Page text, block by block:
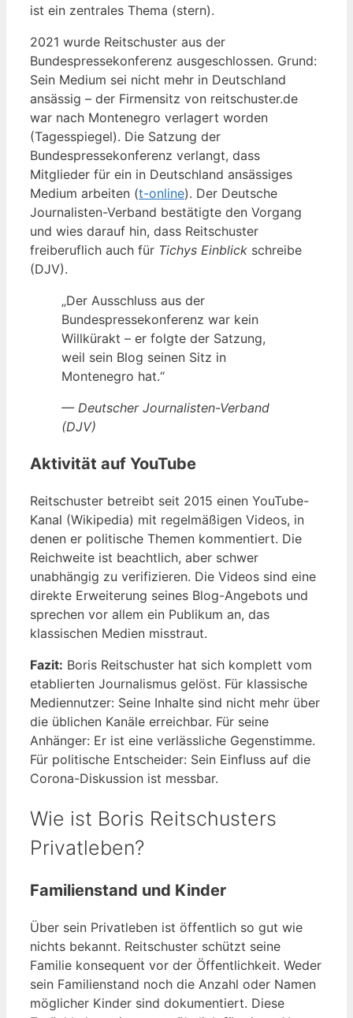
ist ein zentrales Thema (stern).
2021 wurde Reitschuster aus der
Bundespressekonferenz ausgeschlossen. Grund:
Sein Medium sei nicht mehr in Deutschland
ansässig – der Firmensitz von reitschuster.de
war nach Montenegro verlagert worden
(Tagesspiegel). Die Satzung der
Bundespressekonferenz verlangt, dass
Mitglieder für ein in Deutschland ansässiges
Medium arbeiten (t-online). Der Deutsche
Journalisten-Verband bestätigte den Vorgang
und wies darauf hin, dass Reitschuster
freiberuflich auch für Tichys Einblick schreibe
(DJV).
„Der Ausschluss aus der
Bundespressekonferenz war kein
Willkürakt – er folgte der Satzung,
weil sein Blog seinen Sitz in
Montenegro hat.“
— Deutscher Journalisten-Verband
(DJV)
Aktivität auf YouTube
Reitschuster betreibt seit 2015 einen YouTube-
Kanal (Wikipedia) mit regelmäßigen Videos, in
denen er politische Themen kommentiert. Die
Reichweite ist beachtlich, aber schwer
unabhängig zu verifizieren. Die Videos sind eine
direkte Erweiterung seines Blog-Angebots und
sprechen vor allem ein Publikum an, das
klassischen Medien misstraut.
Fazit: Boris Reitschuster hat sich komplett vom
etablierten Journalismus gelöst. Für klassische
Mediennutzer: Seine Inhalte sind nicht mehr über
die üblichen Kanäle erreichbar. Für seine
Anhänger: Er ist eine verlässliche Gegenstimme.
Für politische Entscheider: Sein Einfluss auf die
Corona-Diskussion ist messbar.
Wie ist Boris Reitschusters
Privatleben?
Familienstand und Kinder
Über sein Privatleben ist öffentlich so gut wie
nichts bekannt. Reitschuster schützt seine
Familie konsequent vor der Öffentlichkeit. Weder
sein Familienstand noch die Anzahl oder Namen
möglicher Kinder sind dokumentiert. Diese